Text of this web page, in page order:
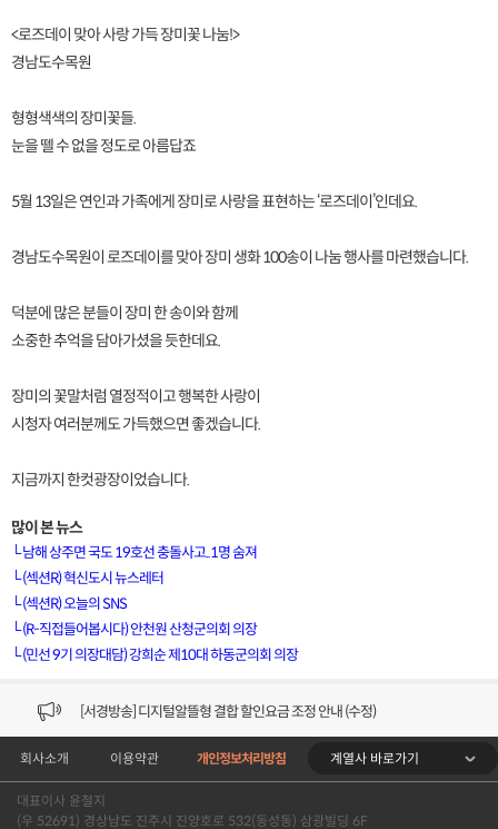
<로즈데이 맞아 사랑 가득 장미꽃 나눔!>
경남도수목원
형형색색의 장미꽃들.
눈을 뗄 수 없을 정도로 아름답죠
5월 13일은 연인과 가족에게 장미로 사랑을 표현하는 ‘로즈데이’인데요.
경남도수목원이 로즈데이를 맞아 장미 생화 100송이 나눔 행사를 마련했습니다.
덕분에 많은 분들이 장미 한 송이와 함께
소중한 추억을 담아가셨을 듯한데요.
장미의 꽃말처럼 열정적이고 행복한 사랑이
시청자 여러분께도 가득했으면 좋겠습니다.
지금까지 한컷광장이었습니다.
많이 본 뉴스
└남해 상주면 국도 19호선 충돌사고..1명 숨져
└(섹션R) 혁신도시 뉴스레터
└(섹션R) 오늘의 SNS
└(R-직접들어봅시다) 안천원 산청군의회 의장
└(민선 9기 의장대담) 강희순 제10대 하동군의회 의장
[VOD공지] 청춘초이스 이용금액 변경 안내
[서경방송] 일부 채널편성 변경 안내의 건 (7/22)
[서경방송] 일부 채널편성 변경 안내의 건 (7/1)
회사소개 이용약관 개인정보처리방침 계열사 바로가기
대표이사 윤철지
(우 52691) 경상남도 진주시 진양호로 532(동성동) 삼광빌딩 6F